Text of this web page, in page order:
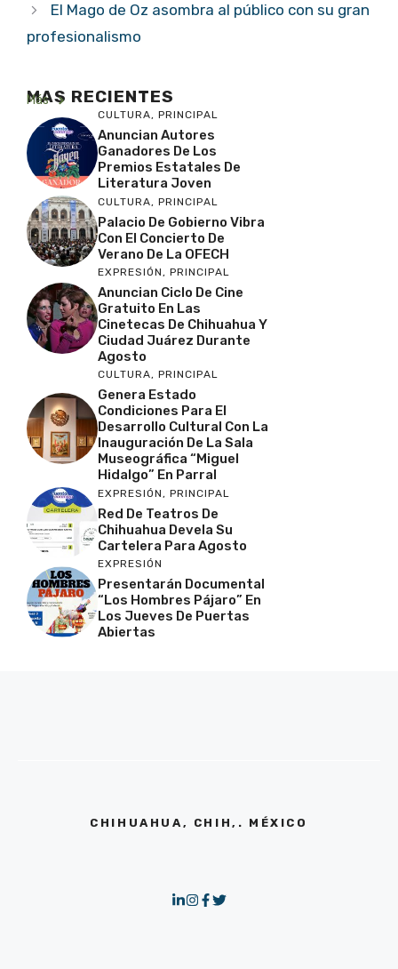
El Mago de Oz asombra al público con su gran
profesionalismo
MAS RECIENTES
Más
CULTURA, PRINCIPAL
Anuncian Autores
Ganadores De Los
Premios Estatales De
Literatura Joven
CULTURA, PRINCIPAL
Palacio De Gobierno Vibra
Con El Concierto De
Verano De La OFECH
EXPRESIÓN, PRINCIPAL
Anuncian Ciclo De Cine
Gratuito En Las
Cinetecas De Chihuahua Y
Ciudad Juárez Durante
Agosto
CULTURA, PRINCIPAL
Genera Estado
Condiciones Para El
Desarrollo Cultural Con La
Inauguración De La Sala
Museográfica “Miguel
Hidalgo” En Parral
EXPRESIÓN, PRINCIPAL
Red De Teatros De
Chihuahua Devela Su
Cartelera Para Agosto
EXPRESIÓN
Presentarán Documental
“Los Hombres Pájaro” En
Los Jueves De Puertas
Abiertas
CHIHUAHUA, CHIH,. MÉXICO